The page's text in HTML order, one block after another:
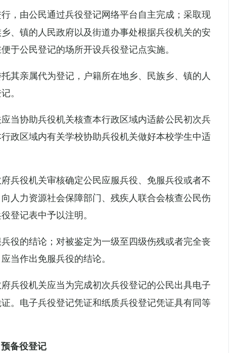
，由公民通过兵役登记网络平台自主完成；采取现
、镇的人民政府以及街道办事处根据兵役机关的安
于公民登记的场所开设兵役登记点实施。
其亲属代为登记，户籍所在地乡、民族乡、镇的人
。
当协助兵役机关核查本行政区域内适龄公民初次兵
政区域内有关学校协助兵役机关做好本校学生中适
兵役机关审核确定公民应服兵役、免服兵役或者不
人力资源社会保障部门、残疾人联合会核查公民伤
登记表中予以注明。
役的结论；对被鉴定为一级至四级伤残或者完全丧
当作出免服兵役的结论。
兵役机关应当为完成初次兵役登记的公民出具电子
。电子兵役登记凭证和纸质兵役登记凭证具有同等
备役登记